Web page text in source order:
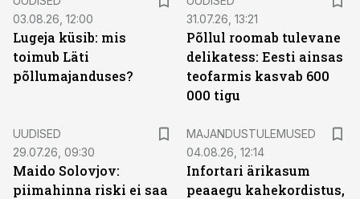
03.08.26, 12:00
Lugeja küsib: mis
toimub Läti
põllumajanduses?
31.07.26, 13:21
Põllul roomab tulevane
delikatess: Eesti ainsas
teofarmis kasvab 600
000 tigu
UUDISED
29.07.26, 09:30
Maido Solovjov:
piimahinna riski ei saa
MAJANDUSTULEMUSED
04.08.26, 12:14
Infortari ärikasum
peaaegu kahekordistus,